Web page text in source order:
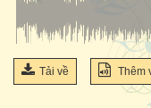
Tải về Thêm